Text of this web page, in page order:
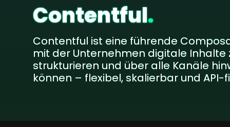
Content
Comparison Shopping
Social Media Marketing
Server-Side-Tracking
Newsletter-Marketing
Contentful.
Contentful ist eine führende
mit der Unternehmen digitale Inhalte
strukturieren und über alle Kanäle
können – flexibel, skalierbar und API-